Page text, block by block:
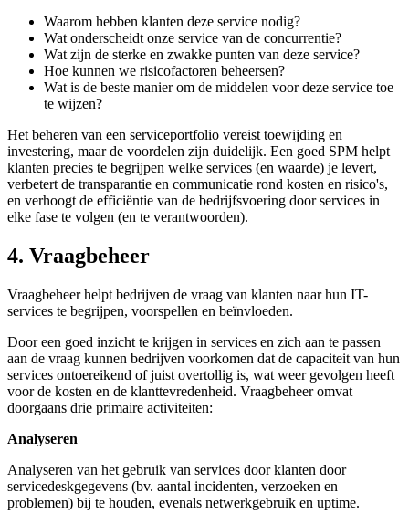
Waarom hebben klanten deze service nodig?
Wat onderscheidt onze service van de concurrentie?
Wat zijn de sterke en zwakke punten van deze service?
Hoe kunnen we risicofactoren beheersen?
Wat is de beste manier om de middelen voor deze service toe
te wijzen?
Het beheren van een serviceportfolio vereist toewijding en
investering, maar de voordelen zijn duidelijk. Een goed SPM helpt
klanten precies te begrijpen welke services (en waarde) je levert,
verbetert de transparantie en communicatie rond kosten en risico's,
en verhoogt de efficiëntie van de bedrijfsvoering door services in
elke fase te volgen (en te verantwoorden).
4. Vraagbeheer
Vraagbeheer helpt bedrijven de vraag van klanten naar hun IT-
services te begrijpen, voorspellen en beïnvloeden.
Door een goed inzicht te krijgen in services en zich aan te passen
aan de vraag kunnen bedrijven voorkomen dat de capaciteit van hun
services ontoereikend of juist overtollig is, wat weer gevolgen heeft
voor de kosten en de klanttevredenheid. Vraagbeheer omvat
doorgaans drie primaire activiteiten:
Analyseren
Analyseren van het gebruik van services door klanten door
servicedeskgegevens (bv. aantal incidenten, verzoeken en
problemen) bij te houden, evenals netwerkgebruik en uptime.